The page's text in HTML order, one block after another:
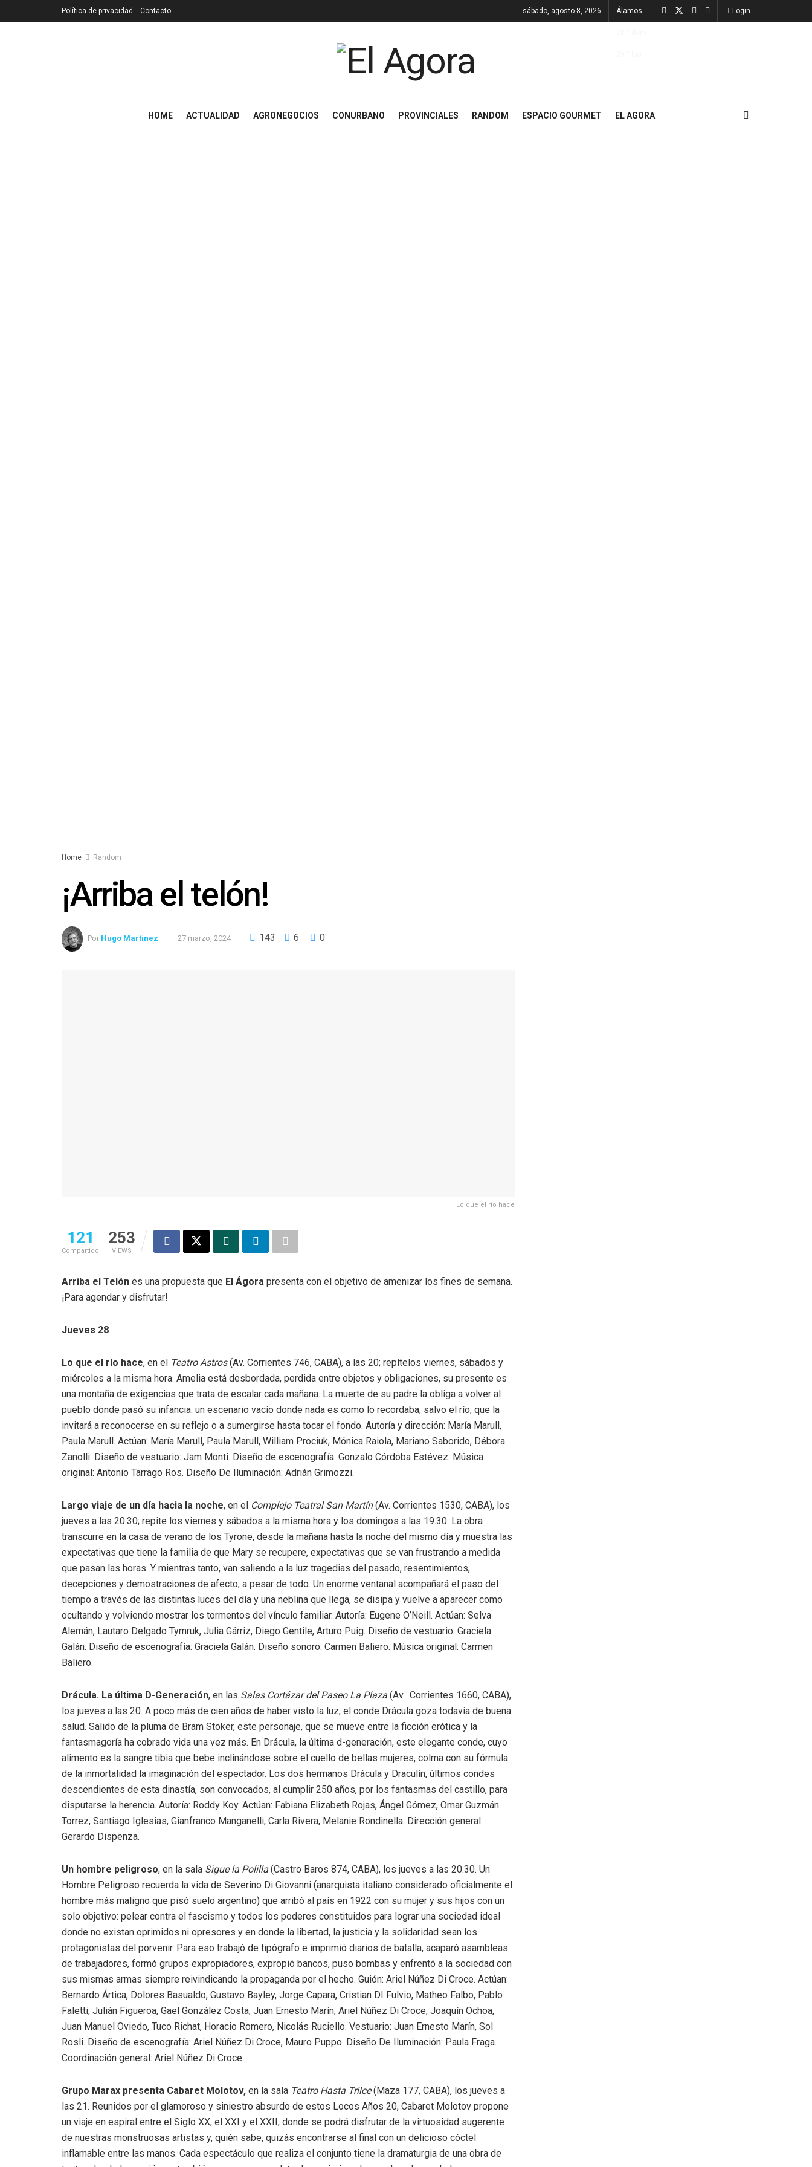
Política de privacidad Contacto sábado, agosto 8, 2026 Álamos Login
HOME ACTUALIDAD AGRONEGOCIOS CONURBANO PROVINCIALES RANDOM ESPACIO GOURMET EL AGORA
Home Random
¡Arriba el telón!
Por Hugo Martinez 27 marzo, 2024 143 6 0
Lo que el río hace
121
Compartido
253
VIEWS
Arriba el Telón es una propuesta que El Ágora presenta con el objetivo de amenizar los fines de semana.
¡Para agendar y disfrutar!
Jueves 28
Lo que el río hace, en el Teatro Astros(Av. Corrientes 746, CABA), a las 20; repítelos viernes, sábados y
miércoles a la misma hora. Amelia está desbordada, perdida entre objetos y obligaciones, su presente es
una montaña de exigencias que trata de escalar cada mañana. La muerte de su padre la obliga a volver al
pueblo donde pasó su infancia: un escenario vacío donde nada es como lo recordaba; salvo el río, que la
invitará a reconocerse en su reflejo o a sumergirse hasta tocar el fondo. Autoría y dirección: María Marull,
Paula Marull. Actúan: María Marull, Paula Marull, William Prociuk, Mónica Raiola, Mariano Saborido, Débora
Zanolli. Diseño de vestuario: Jam Monti. Diseño de escenografía: Gonzalo Córdoba Estévez. Música
original: Antonio Tarrago Ros. Diseño De Iluminación: Adrián Grimozzi.
Largo viaje de un día hacia la noche, en el Complejo Teatral San Martín(Av. Corrientes 1530, CABA), los
jueves a las 20.30; repite los viernes y sábados a la misma hora y los domingos a las 19.30. La obra
transcurre en la casa de verano de los Tyrone, desde la mañana hasta la noche del mismo día y muestra las
expectativas que tiene la familia de que Mary se recupere, expectativas que se van frustrando a medida
que pasan las horas. Y mientras tanto, van saliendo a la luz tragedias del pasado, resentimientos,
decepciones y demostraciones de afecto, a pesar de todo. Un enorme ventanal acompañará el paso del
tiempo a través de las distintas luces del día y una neblina que llega, se disipa y vuelve a aparecer como
ocultando y volviendo mostrar los tormentos del vínculo familiar. Autoría: Eugene O’Neill. Actúan: Selva
Alemán, Lautaro Delgado Tymruk, Julia Gárriz, Diego Gentile, Arturo Puig. Diseño de vestuario: Graciela
Galán. Diseño de escenografía: Graciela Galán. Diseño sonoro: Carmen Baliero. Música original: Carmen
Baliero.
Drácula. La última D-Generación, en las Salas Cortázar del Paseo La Plaza (Av. Corrientes 1660, CABA),
los jueves a las 20. A poco más de cien años de haber visto la luz, el conde Drácula goza todavía de buena
salud. Salido de la pluma de Bram Stoker, este personaje, que se mueve entre la ficción erótica y la
fantasmagoría ha cobrado vida una vez más. En Drácula, la última d-generación, este elegante conde, cuyo
alimento es la sangre tibia que bebe inclinándose sobre el cuello de bellas mujeres, colma con su fórmula
de la inmortalidad la imaginación del espectador. Los dos hermanos Drácula y Draculín, últimos condes
descendientes de esta dinastía, son convocados, al cumplir 250 años, por los fantasmas del castillo, para
disputarse la herencia. Autoría: Roddy Koy. Actúan: Fabiana Elizabeth Rojas, Ángel Gómez, Omar Guzmán
Torrez, Santiago Iglesias, Gianfranco Manganelli, Carla Rivera, Melanie Rondinella. Dirección general:
Gerardo Dispenza.
Un hombre peligroso, en la sala Sigue la Polilla (Castro Baros 874, CABA), los jueves a las 20.30. Un
Hombre Peligroso recuerda la vida de Severino Di Giovanni (anarquista italiano considerado oficialmente el
hombre más maligno que pisó suelo argentino) que arribó al país en 1922 con su mujer y sus hijos con un
solo objetivo: pelear contra el fascismo y todos los poderes constituidos para lograr una sociedad ideal
donde no existan oprimidos ni opresores y en donde la libertad, la justicia y la solidaridad sean los
protagonistas del porvenir. Para eso trabajó de tipógrafo e imprimió diarios de batalla, acaparó asambleas
de trabajadores, formó grupos expropiadores, expropió bancos, puso bombas y enfrentó a la sociedad con
sus mismas armas siempre reivindicando la propaganda por el hecho. Guión: Ariel Núñez Di Croce. Actúan:
Bernardo Ártica, Dolores Basualdo, Gustavo Bayley, Jorge Capara, Cristian DI Fulvio, Matheo Falbo, Pablo
Faletti, Julián Figueroa, Gael González Costa, Juan Ernesto Marín, Ariel Núñez Di Croce, Joaquín Ochoa,
Juan Manuel Oviedo, Tuco Richat, Horacio Romero, Nicolás Ruciello. Vestuario: Juan Ernesto Marín, Sol
Rosli. Diseño de escenografía: Ariel Núñez Di Croce, Mauro Puppo. Diseño De Iluminación: Paula Fraga.
Coordinación general: Ariel Núñez Di Croce.
Grupo Marax presenta Cabaret Molotov, en la sala Teatro Hasta Trilce(Maza 177, CABA), los jueves a
las 21. Reunidos por el glamoroso y siniestro absurdo de estos Locos Años 20, Cabaret Molotov propone
un viaje en espiral entre el Siglo XX, el XXI y el XXII, donde se podrá disfrutar de la virtuosidad sugerente
de nuestras monstruosas artistas y, quién sabe, quizás encontrarse al final con un delicioso cóctel
inflamable entre las manos. Cada espectáculo que realiza el conjunto tiene la dramaturgia de una obra de